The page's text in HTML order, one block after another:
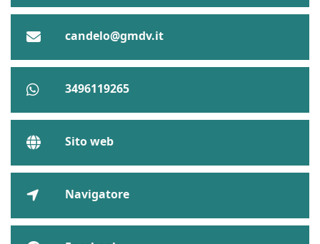
candelo@gmdv.it
3496119265
Sito web
Navigatore